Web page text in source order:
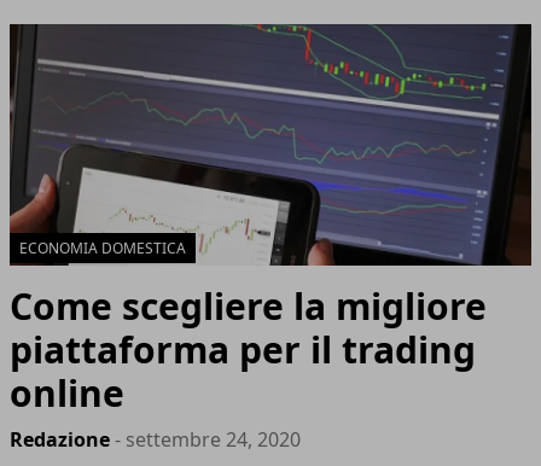
ECONOMIA DOMESTICA
Come scegliere la migliore
piattaforma per il trading
online
Redazione- settembre 24, 2020